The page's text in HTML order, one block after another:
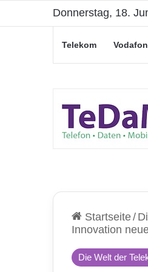
Donnerstag, 18.
Telekom
Startseite/
Innovation
Die Welt der